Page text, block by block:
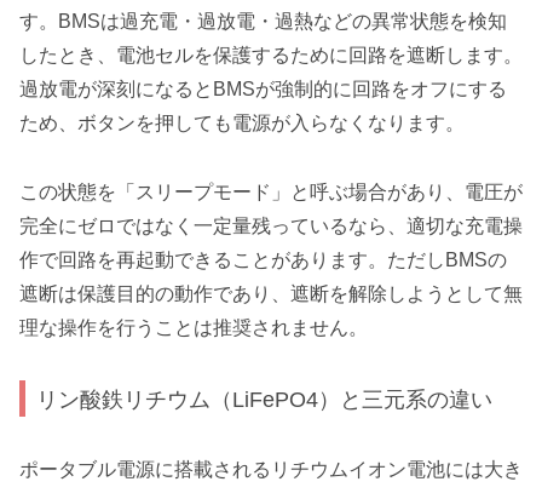
す。BMSは過充電・過放電・過熱などの異常状態を検知
したとき、電池セルを保護するために回路を遮断します。
過放電が深刻になるとBMSが強制的に回路をオフにする
ため、ボタンを押しても電源が入らなくなります。
この状態を「スリープモード」と呼ぶ場合があり、電圧が
完全にゼロではなく一定量残っているなら、適切な充電操
作で回路を再起動できることがあります。ただしBMSの
遮断は保護目的の動作であり、遮断を解除しようとして無
理な操作を行うことは推奨されません。
リン酸鉄リチウム（LiFePO4）と三元系の違い
ポータブル電源に搭載されるリチウムイオン電池には大き